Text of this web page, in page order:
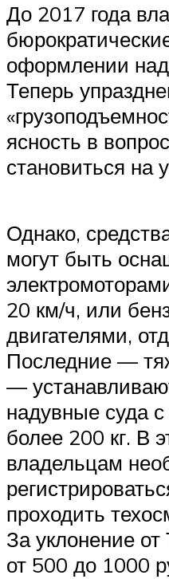
До 2017 года
оформлении
Теперь
ясность в
становиться на
Однако,
могут быть
20 км/ч, или
двигателями,
Последние —
—
надувные суда
более 200 кг. В
владельцам
проходить
За уклонение
от 500 до 1000